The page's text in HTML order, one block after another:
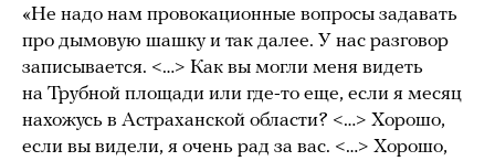
«Не надо нам провокационные вопросы задавать
про дымовую шашку и так далее. У нас разговор
записывается. <…> Как вы могли меня видеть
на Трубной площади или где-то еще, если я месяц
нахожусь в Астраханской области? <…> Хорошо,
если вы видели, я очень рад за вас. <…> Хорошо,